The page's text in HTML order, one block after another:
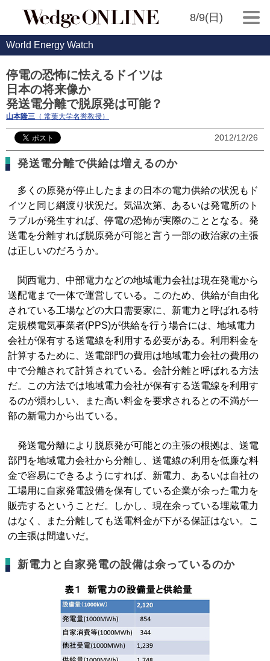
8/9(日)
World Energy Watch
停電の恐怖に怯えるドイツは
日本の将来像か
発送電分離で脱原発は可能？
山本隆三 （ 常葉大学名誉教授）
2012/12/26
発送電分離で供給は増えるのか
多くの原発が停止したままの日本の電力供給の状況もド
イツと同じ綱渡り状況だ。気温次第、あるいは発電所のト
ラブルが発生すれば、停電の恐怖が実際のこととなる。発
送電を分離すれば脱原発が可能と言う一部の政治家の主張
は正しいのだろうか。
関西電力、中部電力などの地域電力会社は現在発電から
送配電まで一体で運営している。このため、供給が自由化
されている工場などの大口需要家に、新電力と呼ばれる特
定規模電気事業者(PPS)が供給を行う場合には、地域電力
会社が保有する送電線を利用する必要がある。利用料金を
計算するために、送電部門の費用は地域電力会社の費用の
中で分離されて計算されている。会計分離と呼ばれる方法
だ。この方法では地域電力会社が保有する送電線を利用す
るのが煩わしい、また高い料金を要求されるとの不満が一
部の新電力から出ている。
発送電分離により脱原発が可能との主張の根拠は、送電
部門を地域電力会社から分離し、送電線の利用を低廉な料
金で容易にできるようにすれば、新電力、あるいは自社の
工場用に自家発電設備を保有している企業が余った電力を
販売するということだ。しかし、現在余っている埋蔵電力
はなく、また分離しても送電料金が下がる保証はない。こ
の主張は間違いだ。
新電力と自家発電の設備は余っているのか